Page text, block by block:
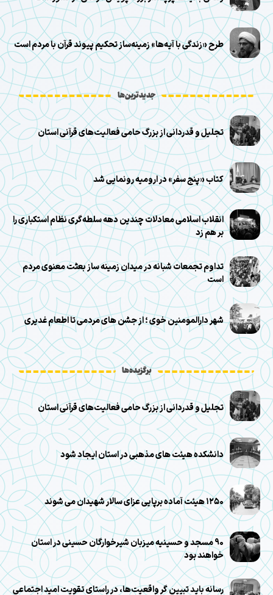
طرح «زندگی با آیه‌ها» زمینه‌ساز تحکیم پیوند قرآن با مردم است
جدیدترین‌ها
تجلیل و قدردانی از بزرگ حامی فعالیت‌های قرآنی استان
کتاب «پنج سفر» در ارومیه رونمایی شد
انقلاب اسلامی معادلات چندین دهه سلطه‌گری نظام استکباری را
بر هم زد
تداوم تجمعات شبانه در میدان زمینه ساز بعثت معنوی مردم
است
شهر دارالمومنین خوی ؛ از جشن های مردمی تا اطعام غدیری
برگزیده‌ها
تجلیل و قدردانی از بزرگ حامی فعالیت‌های قرآنی استان
دانشکده هیئت های مذهبی در استان ایجاد شود
۱۲۵۰ هیئت آماده برپایی عزای سالار شهیدان می شوند
۹۰ مسجد و حسینیه میزبان شیرخوارگان حسینی در استان
خواهند بود
رسانه باید تبیین گر واقعیت‌ها، در راستای تقویت امید اجتماعی